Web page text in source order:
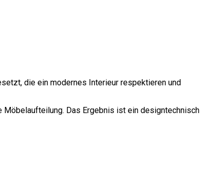
die ein modernes Interieur respektieren und
Möbelaufteilung. Das Ergebnis ist ein designtechnisch